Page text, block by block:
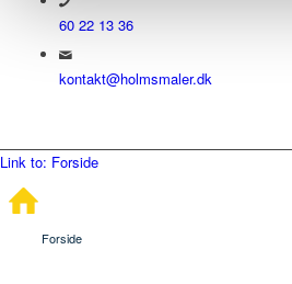
60 22 13 36
kontakt@holmsmaler.dk
Link to: Forside
Forside